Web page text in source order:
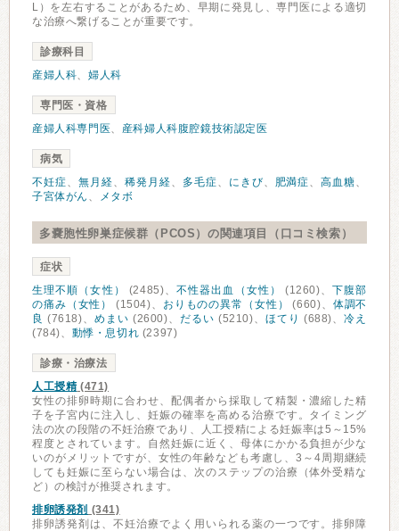
L）を左右することがあるため、早期に発見し、専門医による適切
な治療へ繋げることが重要です。
診療科目
産婦人科、婦人科
専門医・資格
産婦人科専門医、 産科婦人科腹腔鏡技術認定医
病気
不妊症、 無月経、 稀発月経、 多毛症、 にきび、 肥満症、高血糖、
子宮体がん 、 メタボ
多嚢胞性卵巣症候群（PCOS）の関連項目（口コミ検索）
症状
生理不順（女性）
(2485)、不性器出血（女性） (1260)、下腹部
の痛み（女性）
(1504)、 おりものの異常（女性） (660)、 体調不
良 (7618)、 めまい (2600)、 だるい (5210)、 ほてり (688)、冷え
(784)、 動悸・息切れ (2397)
診療・治療法
人工授精(471)
女性の排卵時期に合わせ、配偶者から採取して精製・濃縮した精
子を子宮内に注入し、妊娠の確率を高める治療です。タイミング
法の次の段階の不妊治療であり、人工授精による妊娠率は5～15%
程度とされています。自然妊娠に近く、母体にかかる負担が少な
いのがメリットですが、女性の年齢なども考慮し、3～4周期継続
しても妊娠に至らない場合は、次のステップの治療（体外受精な
ど）の検討が推奨されます。
排卵誘発剤 (341)
排卵誘発剤は、不妊治療でよく用いられる薬の一つです。排卵障